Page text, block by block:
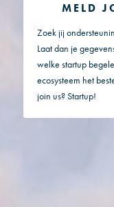
MELD
Zoek jij
Laat dan je
welke startup
ecosysteem het
join us? Startup!